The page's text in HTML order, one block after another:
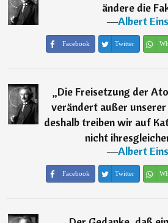
ändere die
―Albert
Facebook Twitter
„Die Freisetzung der
verändert außer
deshalb treiben wir auf
nicht
―Albert
Facebook Twitter